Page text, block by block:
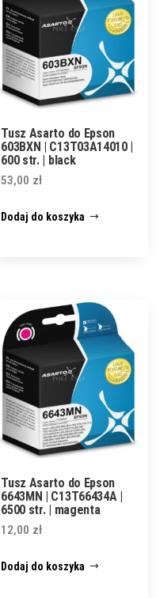
Tusz Asarto do Epson
603BXN | C13T03A14010 |
600 str. | black
53,00 zł
Dodaj do koszyka
Tusz Asarto do Epson
6643MN | C13T66434A |
6500 str. | magenta
12,00 zł
Dodaj do koszyka